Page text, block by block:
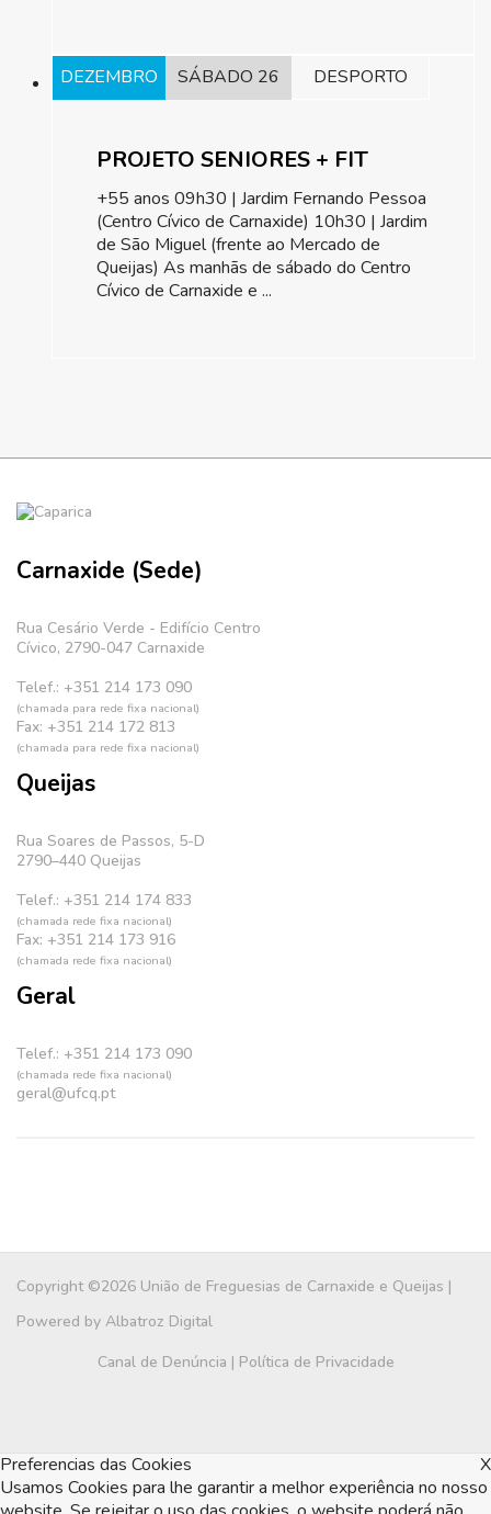
DEZEMBRO SÁBADO 26 DESPORTO
PROJETO SENIORES + FIT
+55 anos 09h30 | Jardim Fernando Pessoa
(Centro Cívico de Carnaxide) 10h30 | Jardim
de São Miguel (frente ao Mercado de
Queijas) As manhãs de sábado do Centro
Cívico de Carnaxide e ...
Carnaxide (Sede)
Rua Cesário Verde - Edifício Centro
Cívico, 2790-047 Carnaxide
Telef.: +351 214 173 090
(chamada para rede fixa nacional)
Fax: +351 214 172 813
(chamada para rede fixa nacional)
Queijas
Rua Soares de Passos, 5-D
2790–440 Queijas
Telef.: +351 214 174 833
(chamada rede fixa nacional)
Fax: +351 214 173 916
(chamada rede fixa nacional)
Geral
Telef.: +351 214 173 090
(chamada rede fixa nacional)
geral@ufcq.pt
Copyright ©2026 União de Freguesias de Carnaxide e Queijas |
Powered by Albatroz Digital
Canal de Denúncia | Política de Privacidade
X
Preferencias das Cookies
Usamos Cookies para lhe garantir a melhor experiência no nosso